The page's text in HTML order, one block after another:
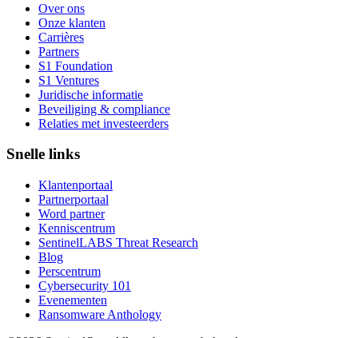
Over ons
Onze klanten
Carrières
Partners
S1 Foundation
S1 Ventures
Juridische informatie
Beveiliging & compliance
Relaties met investeerders
Snelle links
Klantenportaal
Partnerportaal
Word partner
Kenniscentrum
SentinelLABS Threat Research
Blog
Perscentrum
Cybersecurity 101
Evenementen
Ransomware Anthology